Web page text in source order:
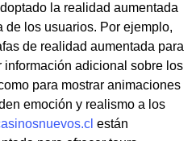
la realidad aumentada
de los usuarios. Por ejemplo,
de realidad aumentada para
información adicional sobre los
para mostrar animaciones
emoción y realismo a los
están